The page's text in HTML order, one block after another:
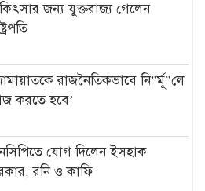
জন্য যুক্তরাজ্য গেলেন
রাজনৈতিকভাবে নি”র্মূ”লে
করতে হবে’
যোগ দিলেন ইসহাক
রনি ও কাফি